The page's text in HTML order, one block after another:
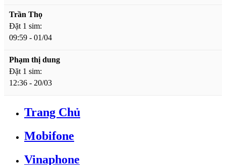
Trần Thọ
Đặt 1 sim:
09:59 - 01/04
Phạm thị dung
Đặt 1 sim:
12:36 - 20/03
Trang Chủ
Mobifone
Vinaphone